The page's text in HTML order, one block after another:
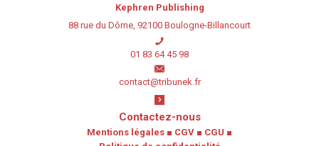
Kephren Publishing
88 rue du Dôme, 92100 Boulogne-Billancourt
01 83 64 45 98
contact@tribunek.fr
Contactez-nous
Mentions légales ■ CGV ■ CGU ■